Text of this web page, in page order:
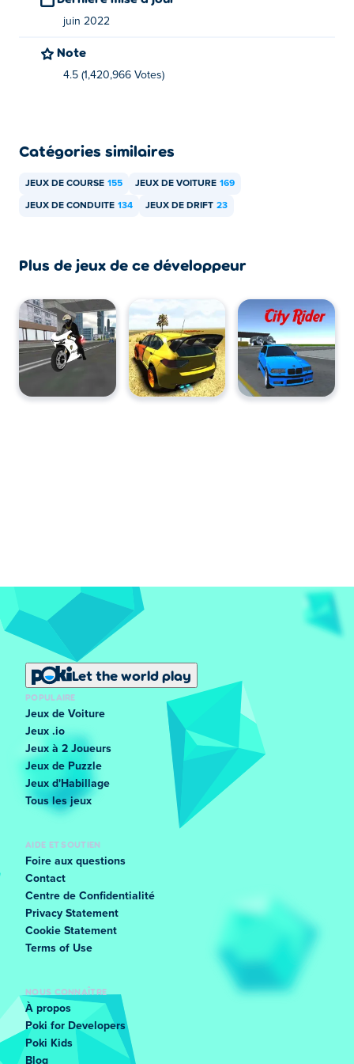
juin 2022
Note
4.5 (1,420,966 Votes)
Catégories similaires
JEUX DE COURSE 155 JEUX DE VOITURE 169
JEUX DE CONDUITE 134 JEUX DE DRIFT 23
Plus de jeux de ce développeur
Let the world play
POPULAIRE
Jeux de Voiture
Jeux .io
Jeux à 2 Joueurs
Jeux de Puzzle
Jeux d'Habillage
Tous les jeux
AIDE ET SOUTIEN
Foire aux questions
Contact
Centre de Confidentialité
Privacy Statement
Cookie Statement
Terms of Use
NOUS CONNAÎTRE
À propos
Poki for Developers
Poki Kids
Blog